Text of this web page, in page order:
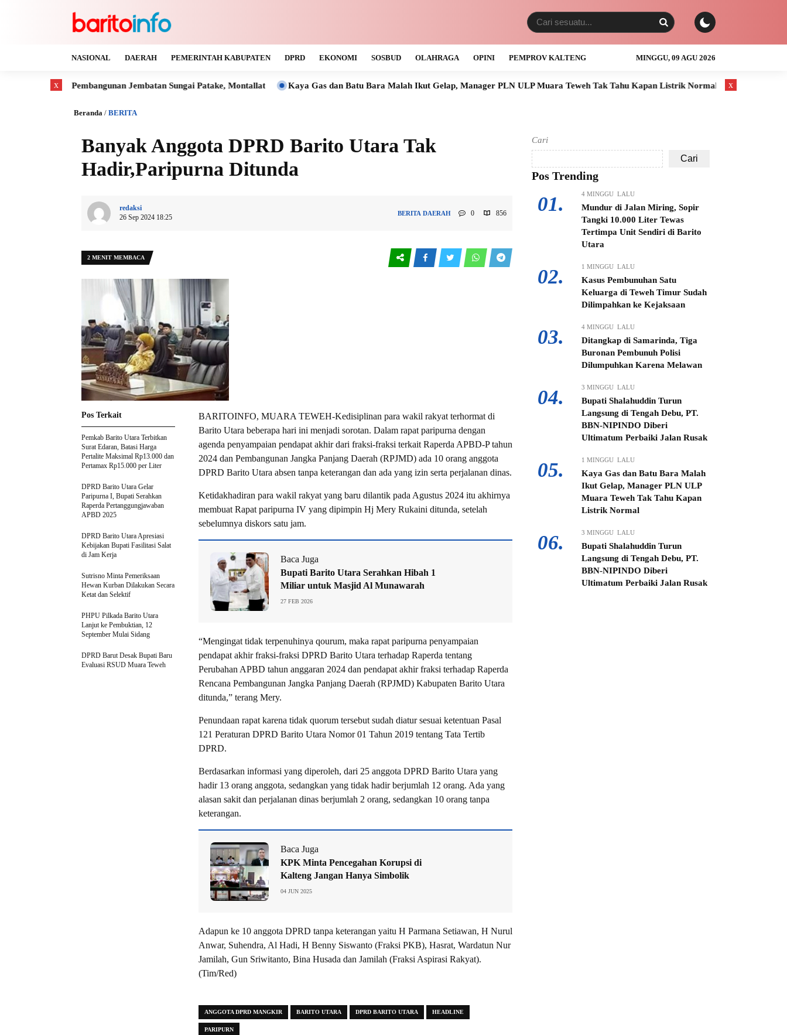
NASIONAL DAERAH PEMERINTAH KABUPATEN DPRD EKONOMI SOSBUD OLAHRAGA OPINI PEMPROV KALTENG MINGGU, 09 AGU 2026
Pembangunan Jembatan Sungai Patake, Montallat Kaya Gas dan Batu Bara Malah Ikut Gelap, Manager PLN ULP Muara Teweh Tak Tahu Kapan Listrik Normal Anak Usia 3 Tahun
Beranda / BERITA
Banyak Anggota DPRD Barito Utara Tak
Hadir,Paripurna Ditunda
redaksi
26 Sep 2024 18:25
BERITA DAERAH 0 856
2 MENIT MEMBACA
BARITOINFO, MUARA TEWEH-Kedisiplinan para wakil rakyat terhormat di
Barito Utara beberapa hari ini menjadi sorotan. Dalam rapat paripurna dengan
agenda penyampaian pendapat akhir dari fraksi-fraksi terkait Raperda APBD-P tahun
2024 dan Pembangunan Jangka Panjang Daerah (RPJMD) ada 10 orang anggota
DPRD Barito Utara absen tanpa keterangan dan ada yang izin serta perjalanan dinas.
Ketidakhadiran para wakil rakyat yang baru dilantik pada Agustus 2024 itu akhirnya
membuat Rapat paripurna IV yang dipimpin Hj Mery Rukaini ditunda, setelah
sebelumnya diskors satu jam.
Baca Juga
Bupati Barito Utara Serahkan Hibah 1
Miliar untuk Masjid Al Munawarah
27 FEB 2026
“Mengingat tidak terpenuhinya qourum, maka rapat paripurna penyampaian
pendapat akhir fraksi-fraksi DPRD Barito Utara terhadap Raperda tentang
Perubahan APBD tahun anggaran 2024 dan pendapat akhir fraksi terhadap Raperda
Rencana Pembangunan Jangka Panjang Daerah (RPJMD) Kabupaten Barito Utara
ditunda,” terang Mery.
Penundaan rapat karena tidak quorum tersebut sudah diatur sesuai ketentuan Pasal
121 Peraturan DPRD Barito Utara Nomor 01 Tahun 2019 tentang Tata Tertib
DPRD.
Berdasarkan informasi yang diperoleh, dari 25 anggota DPRD Barito Utara yang
hadir 13 orang anggota, sedangkan yang tidak hadir berjumlah 12 orang. Ada yang
alasan sakit dan perjalanan dinas berjumlah 2 orang, sedangkan 10 orang tanpa
keterangan.
Baca Juga
KPK Minta Pencegahan Korupsi di
Kalteng Jangan Hanya Simbolik
04 JUN 2025
Adapun ke 10 anggota DPRD tanpa keterangan yaitu H Parmana Setiawan, H Nurul
Anwar, Suhendra, Al Hadi, H Benny Siswanto (Fraksi PKB), Hasrat, Wardatun Nur
Jamilah, Gun Sriwitanto, Bina Husada dan Jamilah (Fraksi Aspirasi Rakyat).
(Tim/Red)
ANGGOTA DPRD MANGKIR BARITO UTARA DPRD BARITO UTARA HEADLINE
PARIPURN
Pos Terkait
Pemkab Barito Utara Terbitkan
Surat Edaran, Batasi Harga
Pertalite Maksimal Rp13.000 dan
Pertamax Rp15.000 per Liter
DPRD Barito Utara Gelar
Paripurna I, Bupati Serahkan
Raperda Pertanggungjawaban
APBD 2025
DPRD Barito Utara Apresiasi
Kebijakan Bupati Fasilitasi Salat
di Jam Kerja
Sutrisno Minta Pemeriksaan
Hewan Kurban Dilakukan Secara
Ketat dan Selektif
PHPU Pilkada Barito Utara
Lanjut ke Pembuktian, 12
September Mulai Sidang
DPRD Barut Desak Bupati Baru
Evaluasi RSUD Muara Teweh
Cari
Cari
Pos Trending
01. 4 MINGGU LALU
Mundur di Jalan Miring, Sopir
Tangki 10.000 Liter Tewas
Tertimpa Unit Sendiri di Barito
Utara
02. 1 MINGGU LALU
Kasus Pembunuhan Satu
Keluarga di Teweh Timur Sudah
Dilimpahkan ke Kejaksaan
03. 4 MINGGU LALU
Ditangkap di Samarinda, Tiga
Buronan Pembunuh Polisi
Dilumpuhkan Karena Melawan
04. 3 MINGGU LALU
Bupati Shalahuddin Turun
Langsung di Tengah Debu, PT.
BBN-NIPINDO Diberi
Ultimatum Perbaiki Jalan Rusak
05. 1 MINGGU LALU
Kaya Gas dan Batu Bara Malah
Ikut Gelap, Manager PLN ULP
Muara Teweh Tak Tahu Kapan
Listrik Normal
06. 3 MINGGU LALU
Bupati Shalahuddin Turun
Langsung di Tengah Debu, PT.
BBN-NIPINDO Diberi
Ultimatum Perbaiki Jalan Rusak
x x